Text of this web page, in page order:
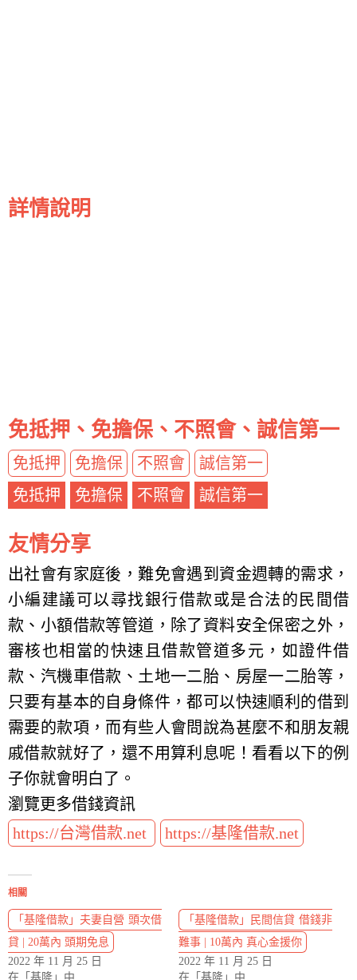
詳情說明
免抵押、免擔保、不照會、誠信第一
免抵押 免擔保 不照會
誠信第一
免抵押
免擔保 不照會 誠信第一
友情分享
出社會有家庭後，難免會遇到資金週轉的需求，
小編建議可以尋找銀行借款或是合法的民間借
款、小額借款等管道，除了資料安全保密之外，
審核也相當的快速且借款管道多元，如證件借
款、汽機車借款、土地一二胎、房屋一二胎等，
只要有基本的自身條件，都可以快速順利的借到
需要的款項，而有些人會問說為甚麼不和朋友親
戚借款就好了，還不用算利息呢！看看以下的例
子你就會明白了。
瀏覽更多借錢資訊
https://台灣借款.net
https://基隆借款.net
相關
「基隆借款」夫妻自營 頭次借
貸 | 20萬內 頭期免息
2022 年 11 月 25 日
在「基隆」中
「基隆借款」民間信貸 借錢非
難事 | 10萬內 真心金援你
2022 年 11 月 25 日
在「基隆」中